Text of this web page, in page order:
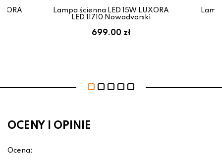
Lampa ścienna LED 15W LUXORA
LED 11710 Nowodvorski
699.00 zł
OCENY I OPINIE
Ocena: